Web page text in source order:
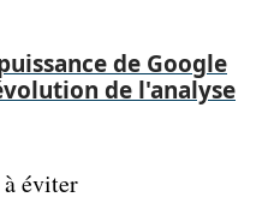
de Google
de l'analyse
éviter